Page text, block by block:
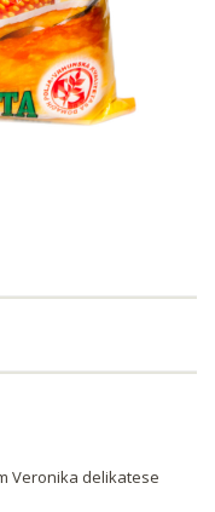
Veronika delikatese